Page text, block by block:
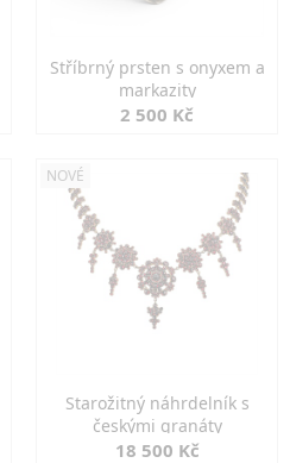
Stříbrný prsten s onyxem a
markazity
2 500 Kč
NOVÉ
Starožitný náhrdelník s
českými granáty
18 500 Kč